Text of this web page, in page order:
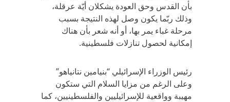
بأن القدس وحق العودة يشكلان أيّة عرقلة،
وذلك ربّما يكون وصل لهذه النتيجة بسبب
مرحلة غباء يمر بها، أو أنه شعر بأن هناك
إمكانية لحصول تنازلات فلسطينية.
رئيس الوزراء الإسرائيلي “بنيامين نتانياهو”
وعلى الرغم من مزايا السلام التي ستكون
مهيبة وواقعية للإسرائيليين والفلسطينيين، كما